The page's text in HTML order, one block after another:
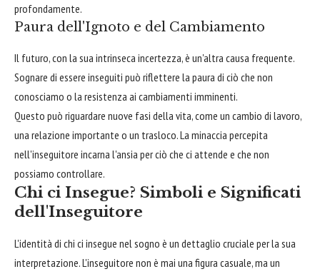
profondamente.
Paura dell'Ignoto e del Cambiamento
Il futuro, con la sua intrinseca incertezza, è un'altra causa frequente.
Sognare di essere inseguiti può riflettere la paura di ciò che non
conosciamo o la resistenza ai cambiamenti imminenti.
Questo può riguardare nuove fasi della vita, come un cambio di lavoro,
una relazione importante o un trasloco. La minaccia percepita
nell'inseguitore incarna l'ansia per ciò che ci attende e che non
possiamo controllare.
Chi ci Insegue? Simboli e Significati
dell'Inseguitore
L'identità di chi ci insegue nel sogno è un dettaglio cruciale per la sua
interpretazione. L'inseguitore non è mai una figura casuale, ma un